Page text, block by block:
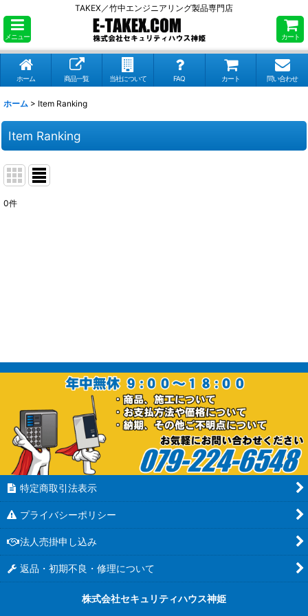
TAKEX／竹中エンジニアリング製品専門店
メニュー カート
ホーム 商品一覧 当社について FAQ カート 問い合わせ
ホーム > Item Ranking
Item Ranking
0件
特定商取引法表示
プライバシーポリシー
法人売掛申し込み
返品・初期不良・修理について
株式会社セキュリティハウス神姫